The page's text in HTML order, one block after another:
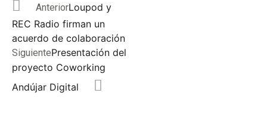
AnteriorLoupod y
REC Radio firman un
acuerdo de colaboración
SiguientePresentación del
proyecto Coworking
Andújar Digital